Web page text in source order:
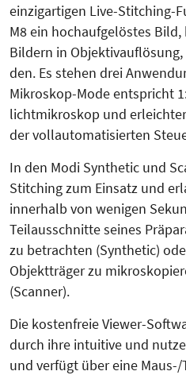
einzigartigen Live-Stit­­ching-
M8 ein hochaufgelöstes
Bildern in
den. Es stehen drei
Mikroskop-Mo­de entspricht
lichtmikroskop und
der voll­au­to­ma­tisierten
In den Modi Synthetic und
Stitching zum Ein­satz und
innerhalb von wenigen
Teilausschnitte seines
zu betrachten (Synthetic)
Objektträger zu
(Scanner).
Die kostenfreie Viewer-
durch ihre intuiti­ve und
und verfügt über eine